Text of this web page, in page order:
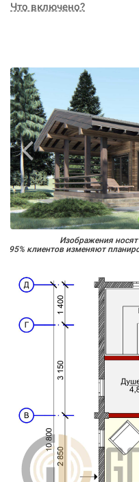
Что включено?
Изображения
95% клиентов изменяют